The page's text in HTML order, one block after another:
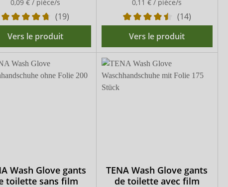
0,09 € / pièce/s
(19)
Vers le produit
0,11 € / pièce/s
(14)
Vers le produit
Wash Glove gants
toilette sans film
TENA Wash Glove gants
de toilette avec film